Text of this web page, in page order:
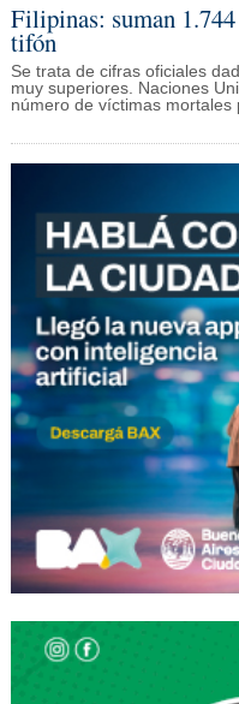
Filipinas: suman
tifón
Se trata de cifras oficiales
muy superiores. Naciones
número de víctimas mortales